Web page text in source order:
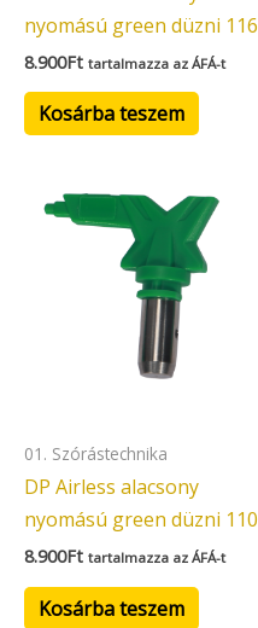
nyomású green düzni 116
8.900Ft tartalmazza az ÁFÁ-t
Kosárba teszem
01. Szórástechnika
DP Airless alacsony
nyomású green düzni 110
8.900Ft tartalmazza az ÁFÁ-t
Kosárba teszem